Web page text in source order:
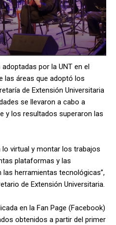
por la UNT en el
las áreas que adoptó los
de Extensión Universitaria
se llevaron a cabo a
y los resultados superaron las
virtual y montar los trabajos
plataformas y las
herramientas tecnológicas”,
de Extensión Universitaria.
en la Fan Page (Facebook)
obtenidos a partir del primer